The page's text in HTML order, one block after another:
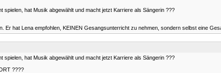
spielen, hat Musik abgewählt und macht jetzt Karriere als Sängerin ???
Er hat Lena empfohlen, KEINEN Gesangsunterricht zu nehmen, sondern selbst eine
spielen, hat Musik abgewählt und macht jetzt Karriere als Sängerin ???
????